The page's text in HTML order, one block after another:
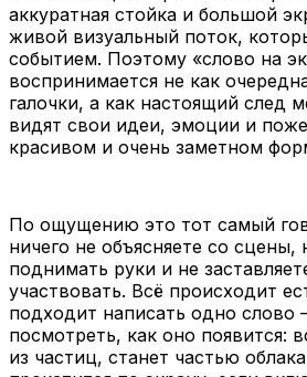
аккуратная стойка и большой
живой визуальный поток,
событием. Поэтому «слово на
воспринимается не как
галочки, а как настоящий след
видят свои идеи, эмоции и
красивом и очень заметном
По ощущению это тот самый
ничего не объясняете со сцены,
поднимать руки и не
участвовать. Всё происходит
подходит написать одно слово
посмотреть, как оно появится:
из частиц, станет частью